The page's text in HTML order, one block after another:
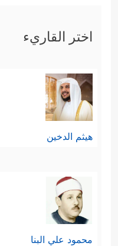
اختر القاريء
هيثم الدخين
محمود علي البنا